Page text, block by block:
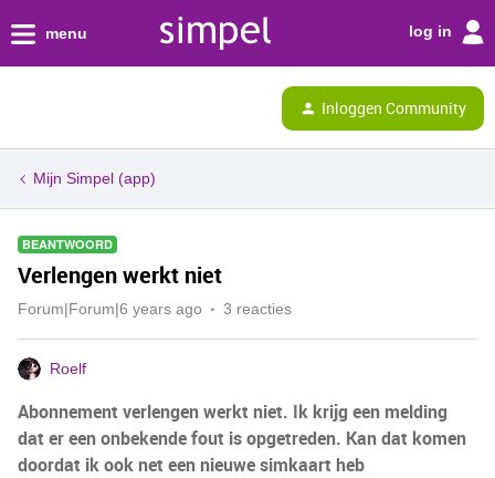
menu log in
Inloggen Community
Mijn Simpel (app)
BEANTWOORD
Verlengen werkt niet
Forum|Forum|6 years ago 3 reacties
Roelf
Abonnement verlengen werkt niet. Ik krijg een melding
dat er een onbekende fout is opgetreden. Kan dat komen
doordat ik ook net een nieuwe simkaart heb